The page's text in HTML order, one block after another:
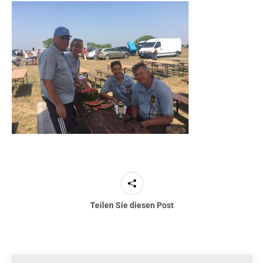
Teilen Sie diesen Post